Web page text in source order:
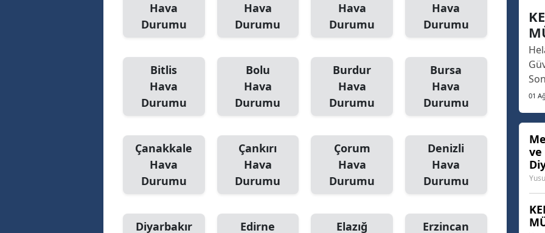
Hava
Durumu
Hava
Durumu
Hava
Durumu
Hava
Durumu
Bitlis
Hava
Durumu
Bolu
Hava
Durumu
Burdur
Hava
Durumu
Bursa
Hava
Durumu
Çanakkale
Hava
Durumu
Çankırı
Hava
Durumu
Çorum
Hava
Durumu
Denizli
Hava
Durumu
Diyarbakır
Edirne
Elazığ
Erzincan
01
ve